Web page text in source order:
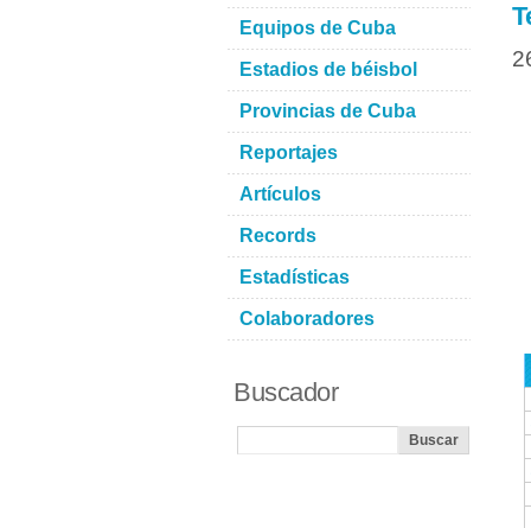
Equipos de Cuba
Estadios de béisbol
Provincias de Cuba
Reportajes
Artículos
Records
Estadísticas
Colaboradores
Buscador